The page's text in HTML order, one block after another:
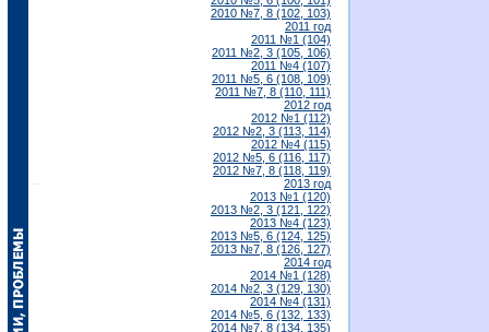
2010 №7, 8 (102, 103)
2011 год
2011 №1 (104)
2011 №2, 3 (105, 106)
2011 №4 (107)
2011 №5, 6 (108, 109)
2011 №7, 8 (110, 111)
2012 год
2012 №1 (112)
2012 №2, 3 (113, 114)
2012 №4 (115)
2012 №5, 6 (116, 117)
2012 №7, 8 (118, 119)
2013 год
2013 №1 (120)
2013 №2, 3 (121, 122)
2013 №4 (123)
2013 №5, 6 (124, 125)
2013 №7, 8 (126, 127)
2014 год
2014 №1 (128)
2014 №2, 3 (129, 130)
2014 №4 (131)
2014 №5, 6 (132, 133)
2014 №7, 8 (134, 135)